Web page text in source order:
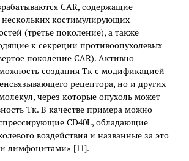
CAR, содержащие
костимулирующих
(третье поколение), а также
к секреции противоопухолевых
поколение CAR). Активно
создания Тк с модификацией
рецептора, но и других
через которые опухоль может
Тк. В качестве примера можно
CD40L, обладающие
воздействия и названные за это
лимфоцитами» [11].